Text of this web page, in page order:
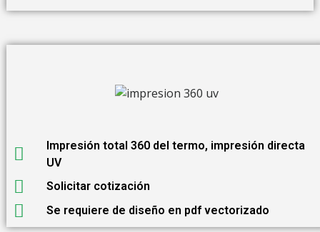
Impresión total 360 del termo, impresión directa
UV
Solicitar cotización
Se requiere de diseño en pdf vectorizado